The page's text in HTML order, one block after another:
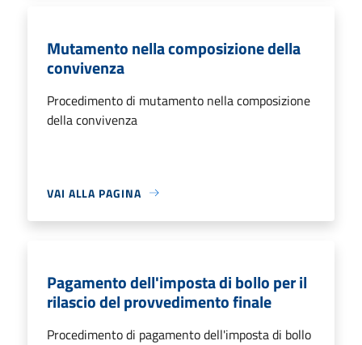
Mutamento nella composizione della
convivenza
Procedimento di mutamento nella composizione
della convivenza
VAI ALLA PAGINA
Pagamento dell'imposta di bollo per il
rilascio del provvedimento finale
Procedimento di pagamento dell'imposta di bollo